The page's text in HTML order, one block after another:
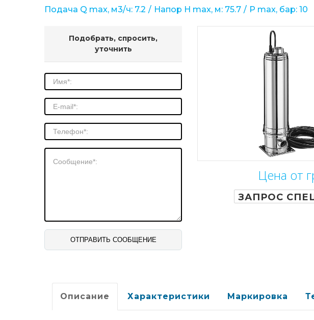
Подача Q max, м3/ч: 7.2 Напор Н max, м: 75.7 Р max, бар: 10
Подобрать, спросить,
уточнить
Цена от
ЗАПРОС
Описание Характеристики Маркировка